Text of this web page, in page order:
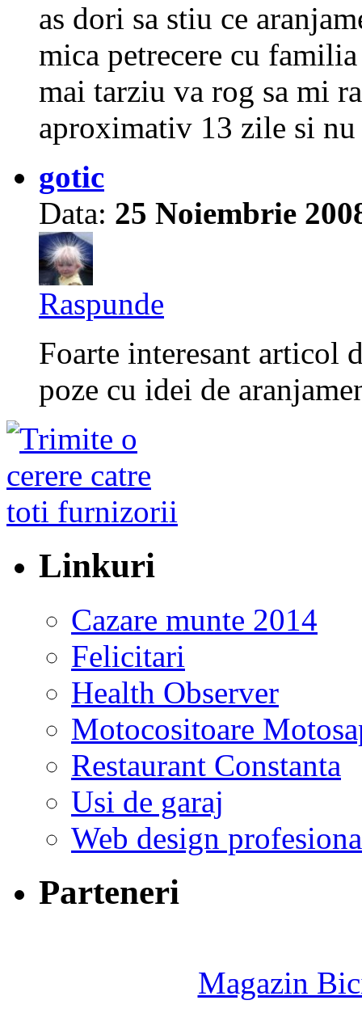
as dori sa stiu ce
mica petrecere cu
mai tarziu va rog sa mi
aproximativ 13 zile si
gotic
Data: 25 Noiembrie
Raspunde
Foarte interesant articol
poze cu idei de
Linkuri
Cazare munte 2014
Felicitari
Health Observer
Motocositoare
Restaurant Constanta
Usi de garaj
Web design
Parteneri
Magazin